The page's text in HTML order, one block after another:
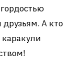
А кто